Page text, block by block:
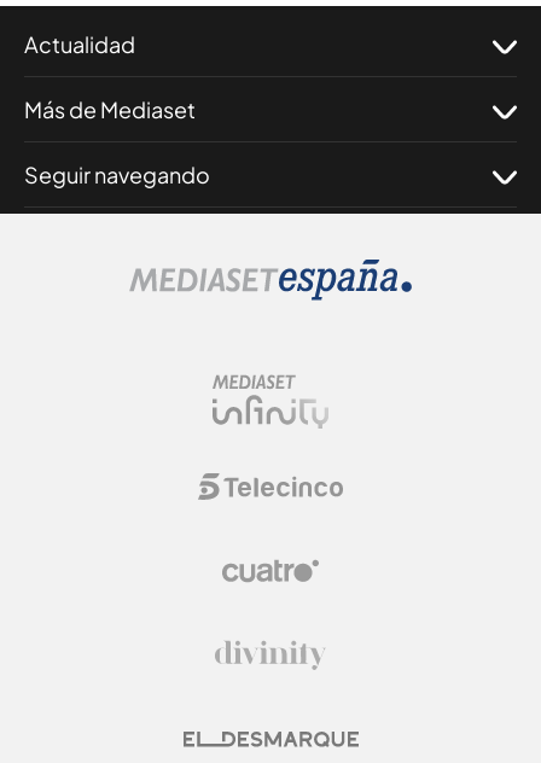
Actualidad
Más de Mediaset
Seguir navegando